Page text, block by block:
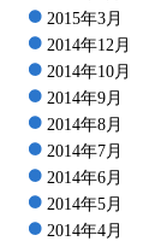
2015年3月
2014年12月
2014年10月
2014年9月
2014年8月
2014年7月
2014年6月
2014年5月
2014年4月